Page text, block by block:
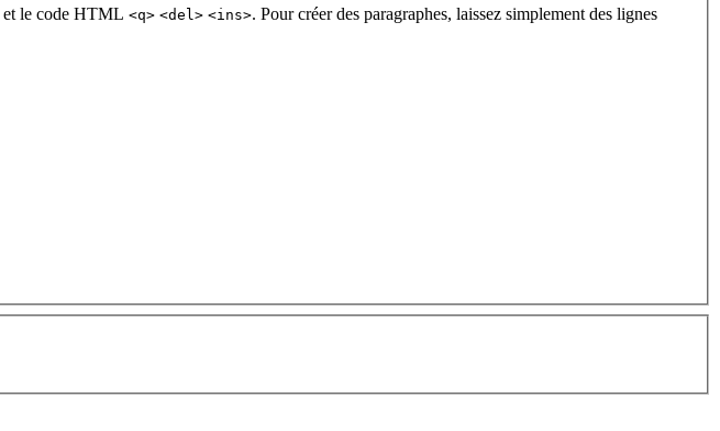
et le code HTML <q> <del> <ins>. Pour créer des paragraphes, laissez simplement des lignes